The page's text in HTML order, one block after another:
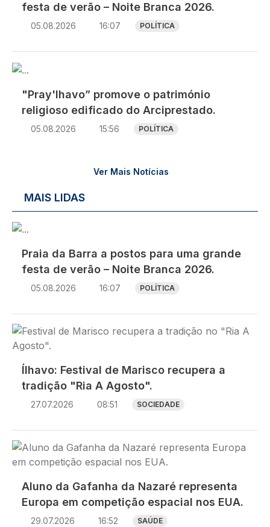
festa de verão – Noite Branca 2026.
05.08.2026 16:07 POLÍTICA
Imagem
"Pray'lhavo” promove o património
religioso edificado do Arciprestado.
05.08.2026 15:56 POLÍTICA
Ver Mais Notícias
MAIS LIDAS
Imagem
Praia da Barra a postos para uma grande
festa de verão – Noite Branca 2026.
05.08.2026 16:07 POLÍTICA
Imagem
Ílhavo: Festival de Marisco recupera a
tradição "Ria A Agosto".
27.07.2026 08:51 SOCIEDADE
Imagem
Aluno da Gafanha da Nazaré representa
Europa em competição espacial nos EUA.
29.07.2026 16:52 SAÚDE